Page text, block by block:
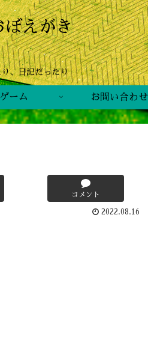
ぼえがき
、日記だったり
ゲーム お問い合わせ
コメント
2022.08.16